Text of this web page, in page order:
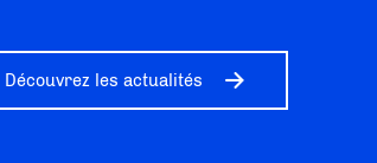
Découvrez les actualités